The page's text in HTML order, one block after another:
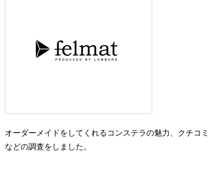
オーダーメイドをしてくれるコンステラの魅力、クチコミ
などの調査をしました。